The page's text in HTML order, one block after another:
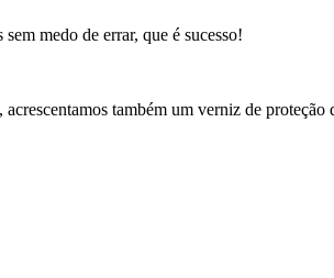
medo de errar, que é sucesso!
também um verniz de